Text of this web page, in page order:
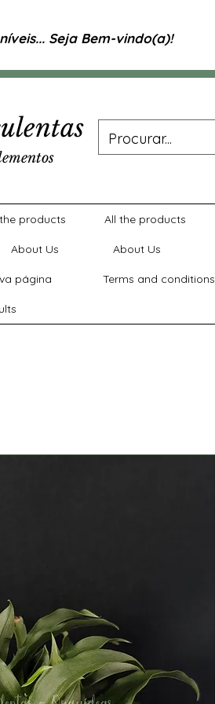
Seja Bem-vindo(a)!
products All the products
About Us About Us
página Terms and conditions